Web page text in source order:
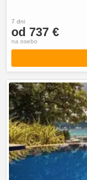
7 dni
od 737 €
na osebo